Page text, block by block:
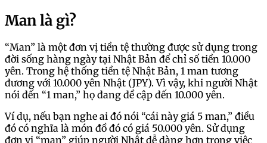
Man là gì?
“Man” là một đơn vị tiền tệ thường được sử dụng trong
đời sống hàng ngày tại Nhật Bản để chỉ số tiền 10.000
yên. Trong hệ thống tiền tệ Nhật Bản, 1 man tương
đương với 10.000 yên Nhật (JPY). Vì vậy, khi người Nhật
nói đến “1 man,” họ đang đề cập đến 10.000 yên.
Ví dụ, nếu bạn nghe ai đó nói “cái này giá 5 man,” điều
đó có nghĩa là món đồ đó có giá 50.000 yên. Sử dụng
đơn vị “man” giúp người Nhật dễ dàng hơn trong việc